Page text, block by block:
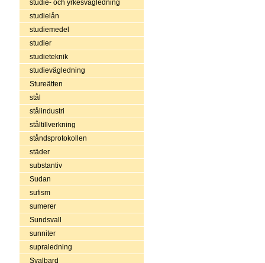
studie- och yrkesvägledning
studielån
studiemedel
studier
studieteknik
studievägledning
Stureätten
stål
stålindustri
ståltillverkning
ståndsprotokollen
städer
substantiv
Sudan
sufism
sumerer
Sundsvall
sunniter
supraledning
Svalbard